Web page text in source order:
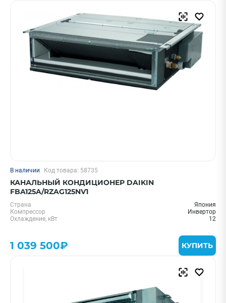
В наличии Код товара: 58735
КАНАЛЬНЫЙ КОНДИЦИОНЕР DAIKIN
FBA125A/RZAG125NV1
Страна
Япония
Компрессор
Инвертор
Охлаждение, кВт
12
1 039 500₽ КУПИТЬ